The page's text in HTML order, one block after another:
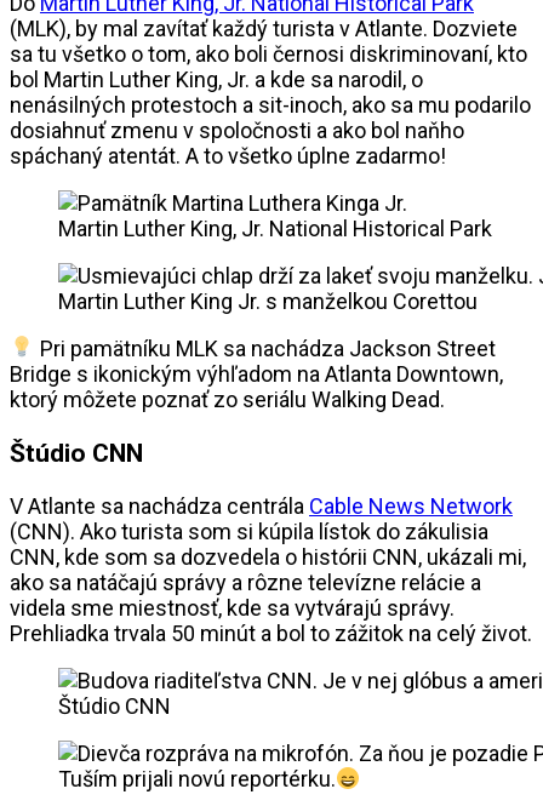
(MLK), by mal zavítať každý turista v Atlante. Dozviete
sa tu všetko o tom, ako boli černosi diskriminovaní, kto
bol Martin Luther King, Jr. a kde sa narodil, o
nenásilných protestoch a sit-inoch, ako sa mu podarilo
dosiahnuť zmenu v spoločnosti a ako bol naňho
spáchaný atentát. A to všetko úplne zadarmo!
Martin Luther King, Jr. National Historical Park
Martin Luther King Jr. s manželkou Corettou
Pri pamätníku MLK sa nachádza Jackson Street
Bridge s ikonickým výhľadom na Atlanta Downtown,
ktorý môžete poznať zo seriálu Walking Dead.
Štúdio CNN
V Atlante sa nachádza centrála Cable News Network
(CNN). Ako turista som si kúpila lístok do zákulisia
CNN, kde som sa dozvedela o histórii CNN, ukázali mi,
ako sa natáčajú správy a rôzne televízne relácie a
videla sme miestnosť, kde sa vytvárajú správy.
Prehliadka trvala 50 minút a bol to zážitok na celý život.
Štúdio CNN
Tuším prijali novú reportérku.